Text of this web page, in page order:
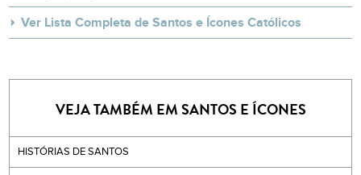
Ver Lista Completa de Santos e Ícones Católicos
VEJA TAMBÉM EM SANTOS E ÍCONES
HISTÓRIAS DE SANTOS